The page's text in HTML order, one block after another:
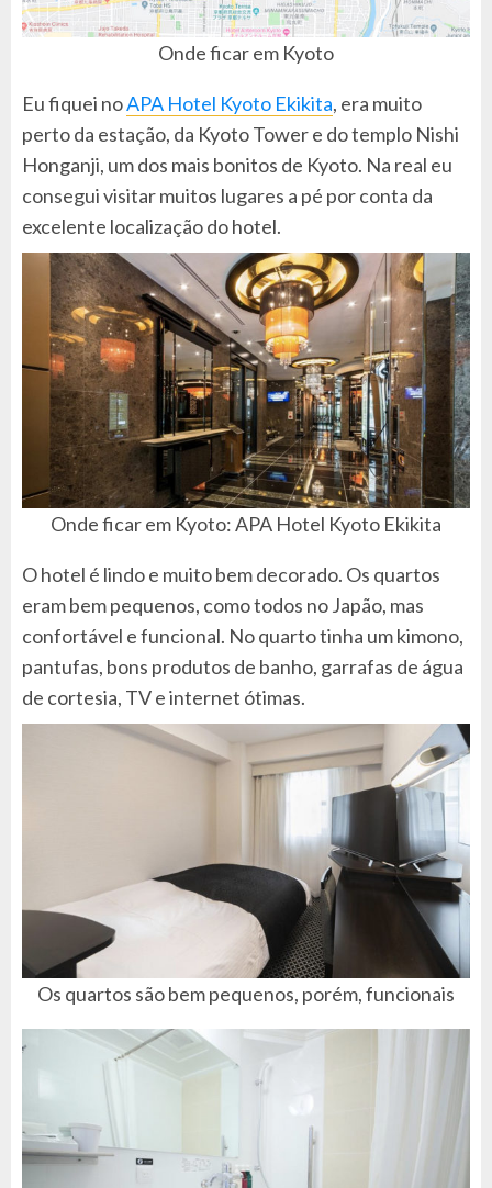
Onde ficar em Kyoto
Eu fiquei noAPA Hotel Kyoto Ekikita, era muito
perto da estação, da Kyoto Tower e do templo Nishi
Honganji, um dos mais bonitos de Kyoto. Na real eu
consegui visitar muitos lugares a pé por conta da
excelente localização do hotel.
Onde ficar em Kyoto: APA Hotel Kyoto Ekikita
O hotel é lindo e muito bem decorado. Os quartos
eram bem pequenos, como todos no Japão, mas
confortável e funcional. No quarto tinha um kimono,
pantufas, bons produtos de banho, garrafas de água
de cortesia, TV e internet ótimas.
Os quartos são bem pequenos, porém, funcionais